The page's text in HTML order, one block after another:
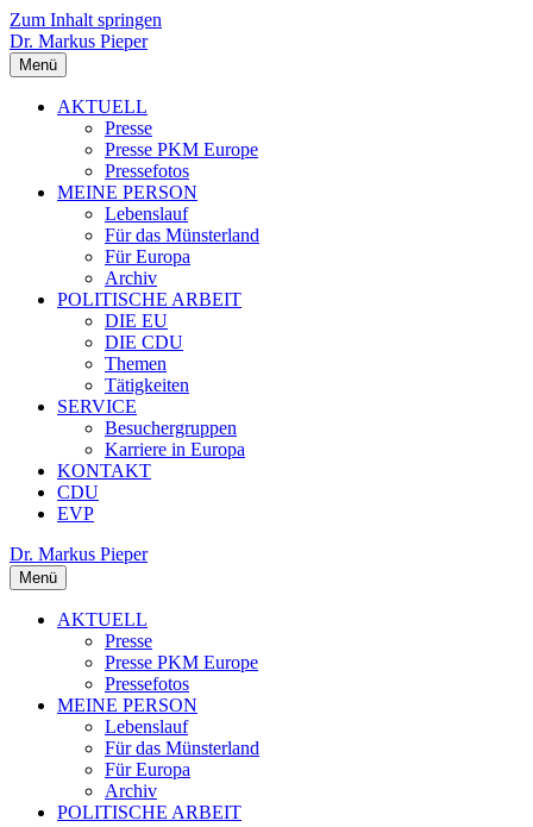
Zum Inhalt springen
Dr. Markus Pieper
Menü
AKTUELL
Presse
Presse PKM Europe
Pressefotos
MEINE PERSON
Lebenslauf
Für das Münsterland
Für Europa
Archiv
POLITISCHE ARBEIT
DIE EU
DIE CDU
Themen
Tätigkeiten
SERVICE
Besuchergruppen
Karriere in Europa
KONTAKT
CDU
EVP
Dr. Markus Pieper
Menü
AKTUELL
Presse
Presse PKM Europe
Pressefotos
MEINE PERSON
Lebenslauf
Für das Münsterland
Für Europa
Archiv
POLITISCHE ARBEIT